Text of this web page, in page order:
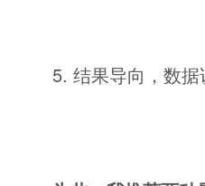
5. 结果导向，数据